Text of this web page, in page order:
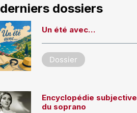
dossiers
Un été avec…
Dossier
Encyclopédie subjective
du soprano